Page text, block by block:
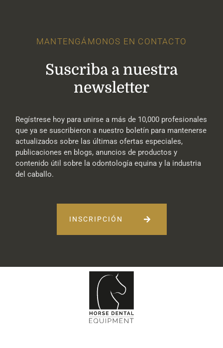
MANTENGÁMONOS EN CONTACTO
Suscriba a nuestra
newsletter
Regístrese hoy para unirse a más de 10,000 profesionales
que ya se suscribieron a nuestro boletín para mantenerse
actualizados sobre las últimas ofertas especiales,
publicaciones en blogs, anuncios de productos y
contenido útil sobre la odontología equina y la industria
del caballo.
INSCRIPCIÓN